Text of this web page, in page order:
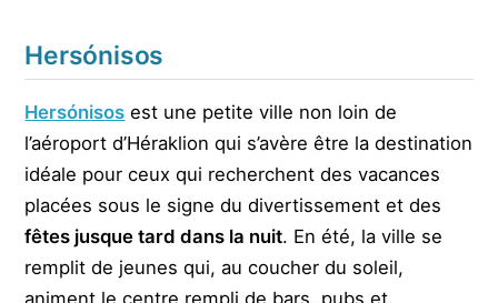
Hersónisos
Hersónisos est une petite ville non loin de
l’aéroport d’Héraklion qui s’avère être la destination
idéale pour ceux qui recherchent des vacances
placées sous le signe du divertissement et des
fêtes jusque tard dans la nuit. En été, la ville se
remplit de jeunes qui, au coucher du soleil,